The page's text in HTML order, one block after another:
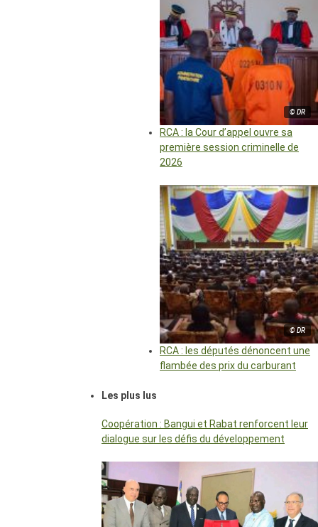
© DR
RCA : la Cour d’appel ouvre sa
première session criminelle de
2026
© DR
RCA : les députés dénoncent une
flambée des prix du carburant
Les plus lus
Coopération : Bangui et Rabat renforcent leur
dialogue sur les défis du développement